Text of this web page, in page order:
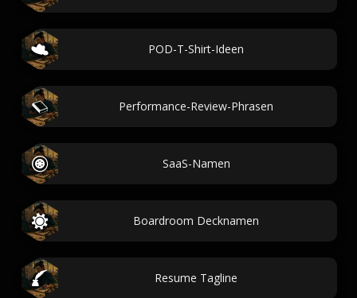
POD-T-Shirt-Ideen
Performance-Review-Phrasen
SaaS-Namen
Boardroom Decknamen
Resume Tagline